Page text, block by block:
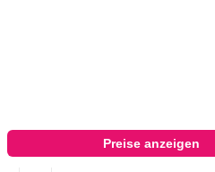
Preise anzeigen